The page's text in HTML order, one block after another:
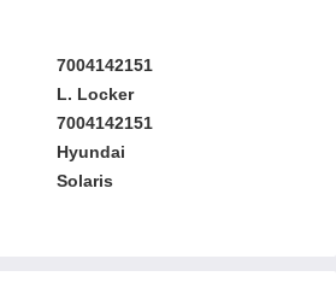
7004142151
L. Locker
7004142151
Hyundai
Solaris